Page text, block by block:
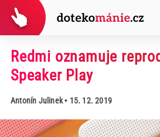
Redmi oznamuje
Speaker Play
Antonín Julinek• 15. 12. 2019